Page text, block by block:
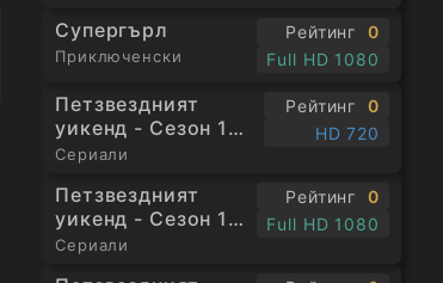
Супергърл
Приключенски
Рейтинг
0
Full HD 1080
Петзвездният
уикенд - Сезон 1
Епизод 1
Сериали
Рейтинг
0
HD 720
Петзвездният
уикенд - Сезон 1
Епизод 2
Сериали
Рейтинг
0
Full HD 1080